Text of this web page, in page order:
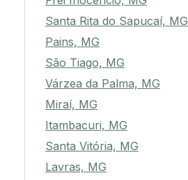
Santa Rita do Sapucaí, MG
Pains, MG
São Tiago, MG
Várzea da Palma, MG
Miraí, MG
Itambacuri, MG
Santa Vitória, MG
Lavras, MG